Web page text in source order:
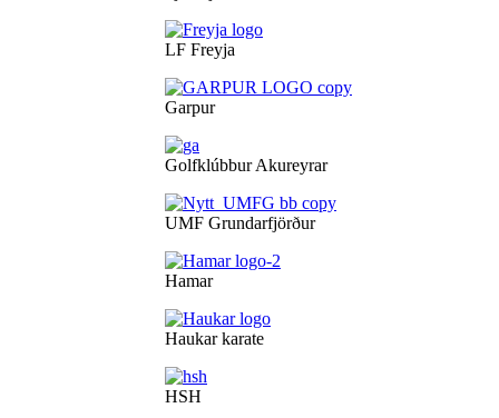
LF Freyja
Garpur
Golfklúbbur Akureyrar
UMF Grundarfjörður
Hamar
Haukar karate
HSH